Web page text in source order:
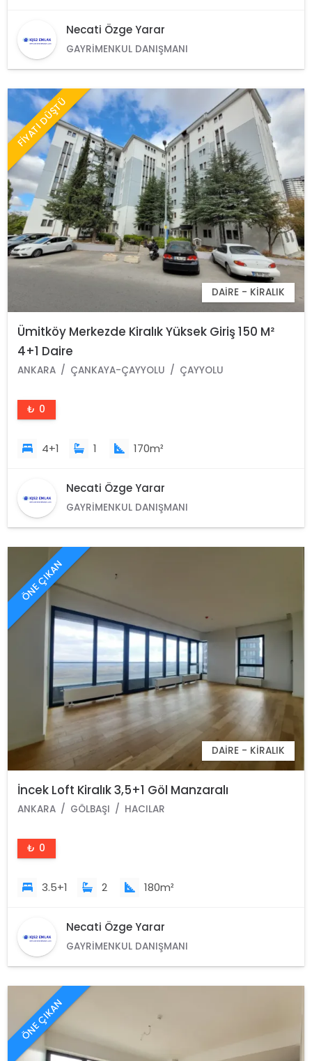
Necati Özge Yarar
GAYRIMENKUL DANIŞMANI
FİYATI DÜŞTÜ
DAIRE - KIRALIK
Ümitköy Merkezde Kiralık Yüksek Giriş 150 M²
4+1 Daire
ANKARA ÇANKAYA-ÇAYYOLU ÇAYYOLU
₺ 0
4+1 1 170m²
Necati Özge Yarar
GAYRIMENKUL DANIŞMANI
ÖNE ÇIKAN
DAIRE - KIRALIK
İncek Loft Kiralık 3,5+1 Göl Manzaralı
ANKARA GÖLBAŞI HACILAR
₺ 0
3.5+1 2 180m²
Necati Özge Yarar
GAYRIMENKUL DANIŞMANI
ÖNE ÇIKAN